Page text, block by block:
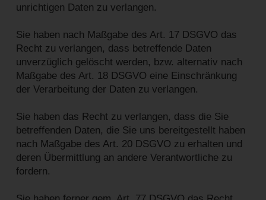
unrichtigen Daten zu verlangen.
Sie haben nach Maßgabe des Art. 17 DSGVO das
Recht zu verlangen, dass betreffende Daten
unverzüglich gelöscht werden, bzw. alternativ nach
Maßgabe des Art. 18 DSGVO eine Einschränkung
der Verarbeitung der Daten zu verlangen.
Sie haben das Recht zu verlangen, dass die Sie
betreffenden Daten, die Sie uns bereitgestellt haben
nach Maßgabe des Art. 20 DSGVO zu erhalten und
deren Übermittlung an andere Verantwortliche zu
fordern.